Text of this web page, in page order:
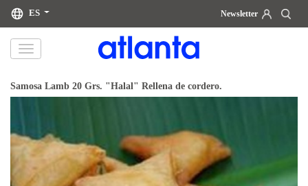
ES Newsletter
Le informamos de que sus datos personales serán tratados por atlanta Restauración Temática S.L., con la finalidad de
Samosa Lamb 20 Grs. "Halal" Rellena de cordero.